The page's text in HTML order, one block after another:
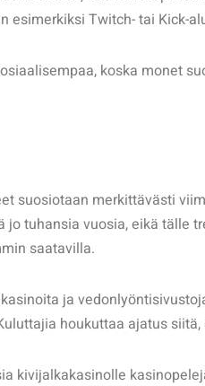
esimerkiksi Twitch- tai Kick-
koska monet
suosiotaan merkittävästi
tuhansia vuosia, eikä tälle
saatavilla.
ja
houkuttaa ajatus
kivijalkakasinolle